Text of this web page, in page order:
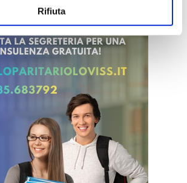
Rifiuta